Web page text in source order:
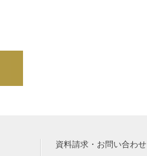
資料請求・お問い合わせ